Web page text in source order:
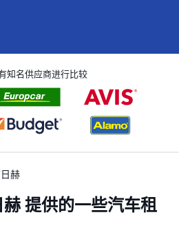
知名供应商进行比较
赫
提供的一些汽车租